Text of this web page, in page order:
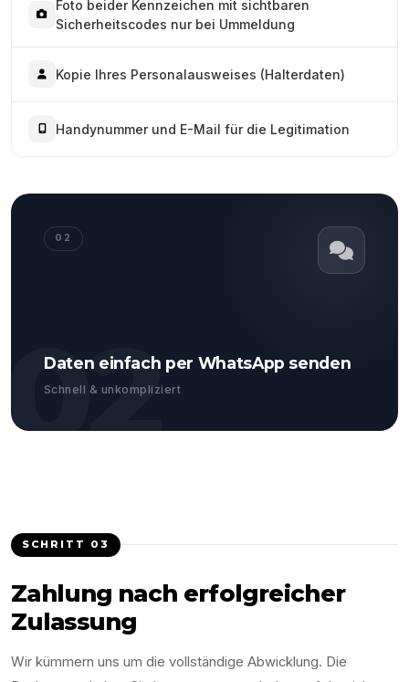
Foto beider Kennzeichen mit sichtbaren
Sicherheitscodes nur bei Ummeldung
Kopie Ihres Personalausweises (Halterdaten)
Handynummer und E-Mail für die Legitimation
02
02
Daten einfach per WhatsApp senden
Schnell & unkompliziert
SCHRITT 03
Zahlung nach erfolgreicher
Zulassung
Wir kümmern uns um die vollständige Abwicklung. Die